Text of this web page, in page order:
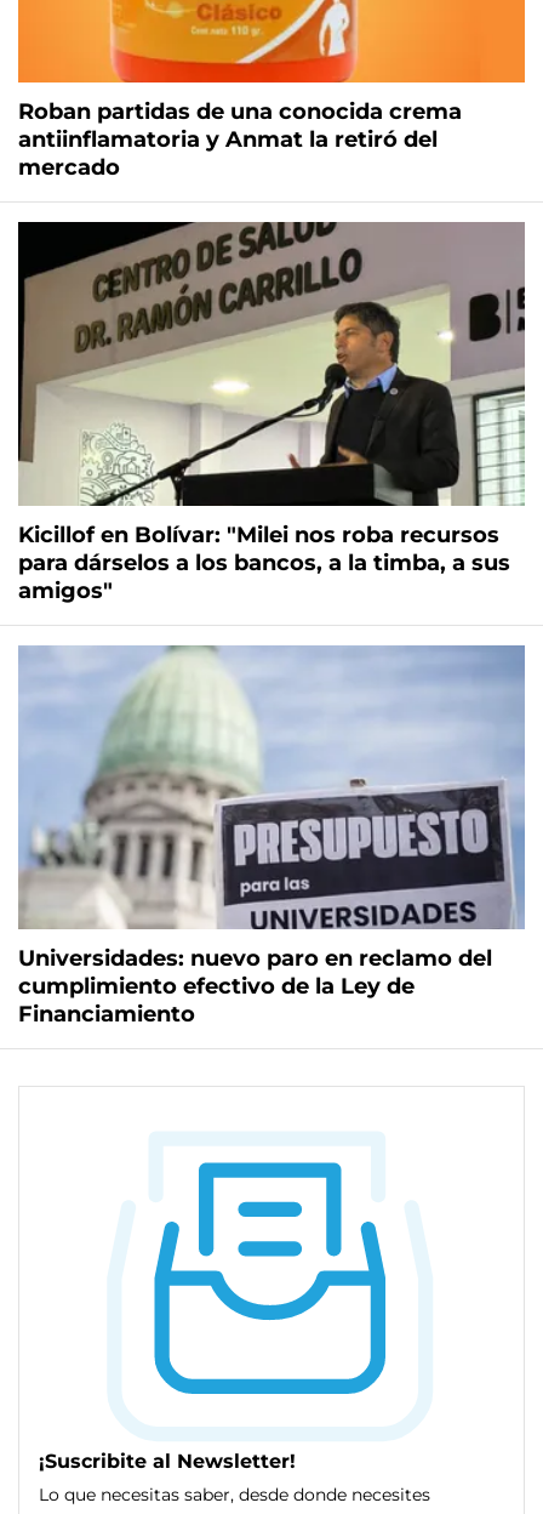
Roban partidas de una conocida crema
antiinflamatoria y Anmat la retiró del
mercado
Kicillof en Bolívar: "Milei nos roba recursos
para dárselos a los bancos, a la timba, a sus
amigos"
Universidades: nuevo paro en reclamo del
cumplimiento efectivo de la Ley de
Financiamiento
¡Suscribite al Newsletter!
Lo que necesitas saber, desde donde necesites